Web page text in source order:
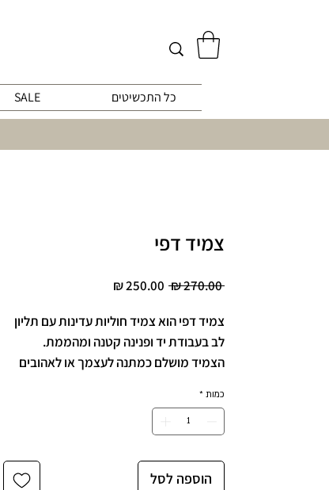
כל התכשיטים SALE
צמיד דפי
‏270.00 ‏₪
מחיר
צמיד דפי הוא צמיד חוליות עדינות עם תליון
לב בעבודת יד ופנינה קטנה ומהממת.
הצמיד מושלם כמתנה לעצמך או לאהובים
הכי קלאסי ומרגש.
הצמיד עשוי כסף 925 ופנינה אמיתית.
כמות *
הוספה לסל